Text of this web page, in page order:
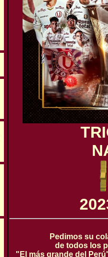
Pedimos su
de todos los
"El más grande del